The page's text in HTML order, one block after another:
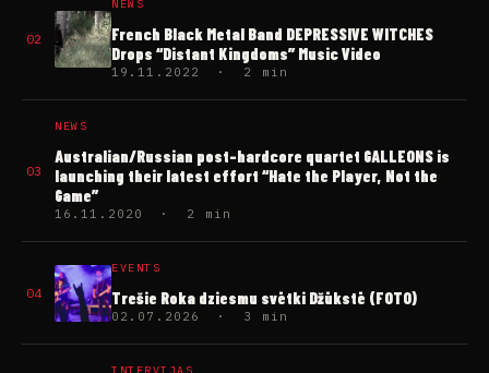
02
NEWS
French Black Metal Band DEPRESSIVE WITCHES
Drops “Distant Kingdoms” Music Video
19.11.2022 · 2 min
03
NEWS
Australian/Russian post-hardcore quartet GALLEONS is
launching their latest effort “Hate the Player, Not the
Game”
16.11.2020 · 2 min
04
EVENTS
Trešie Roka dziesmu svētki Džūkstē (FOTO)
02.07.2026 · 3 min